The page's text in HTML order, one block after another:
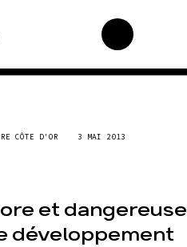
Mode : une
tendance
destructrice
CÔTE D'OR 3 MAI 2013
et dangereuse
développement